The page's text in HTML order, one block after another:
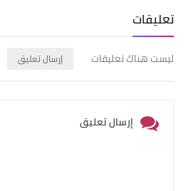
تعليقات
ليست هناك تعليقات إرسال تعليق
إرسال تعليق